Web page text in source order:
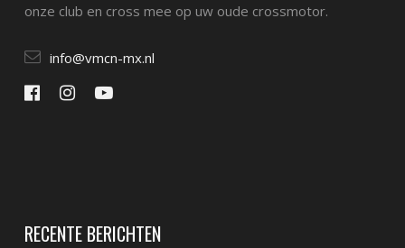
onze club en cross mee op uw oude crossmotor.
info@vmcn-mx.nl
RECENTE BERICHTEN